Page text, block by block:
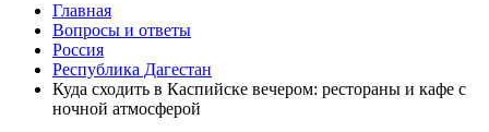
Главная
Вопросы и ответы
Россия
Республика Дагестан
Куда сходить в Каспийске вечером: рестораны и кафе с
ночной атмосферой